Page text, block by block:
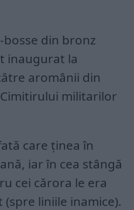
din bronz
inaugurat la
aromânii din
militarilor
care ținea în
iar în cea stângă
cei cărora le era
liniile inamice).